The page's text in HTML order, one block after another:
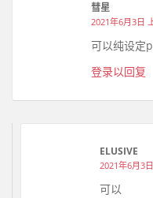
彗星
2021年6月3日
可以纯设定
登录以回复
ELUSIVE
2021年6月3
可以